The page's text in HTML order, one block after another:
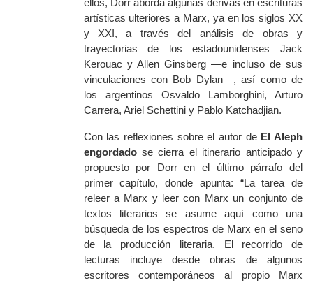
ellos, Dorr aborda algunas derivas en escrituras
artísticas ulteriores a Marx, ya en los siglos XX
y XXI, a través del análisis de obras y
trayectorias de los estadounidenses Jack
Kerouac y Allen Ginsberg —e incluso de sus
vinculaciones con Bob Dylan—, así como de
los argentinos Osvaldo Lamborghini, Arturo
Carrera, Ariel Schettini y Pablo Katchadjian.
Con las reflexiones sobre el autor de El Aleph
engordadose cierra el itinerario anticipado y
propuesto por Dorr en el último párrafo del
primer capítulo, donde apunta: “La tarea de
releer a Marx y leercon Marx un conjunto de
textos literarios se asume aquí como una
búsqueda de los espectros de Marx en el seno
de la producción literaria. El recorrido de
lecturas incluye desde obras de algunos
escritores contemporáneos al propio Marx